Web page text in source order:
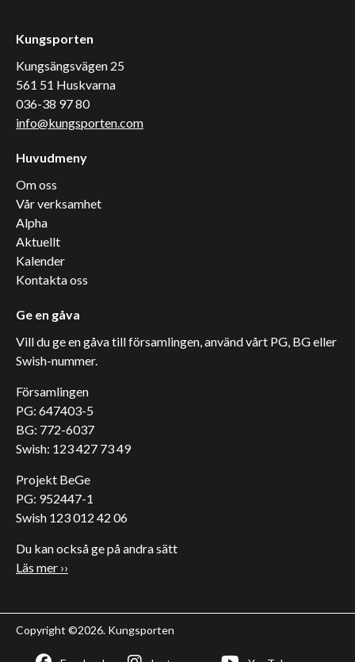
Kungsporten
Kungsängsvägen 25
561 51 Huskvarna
036-38 97 80
info@kungsporten.com
Huvudmeny
Om oss
Vår verksamhet
Alpha
Aktuellt
Kalender
Kontakta oss
Ge en gåva
Vill du ge en gåva till församlingen, använd vårt PG, BG eller
Swish-nummer.
Församlingen
PG: 647403-5
BG: 772-6037
Swish: 123 427 73 49
Projekt BeGe
PG: 952447-1
Swish 123 012 42 06
Du kan också ge på andra sätt
Läs mer ››
Copyright ©2026. Kungsporten